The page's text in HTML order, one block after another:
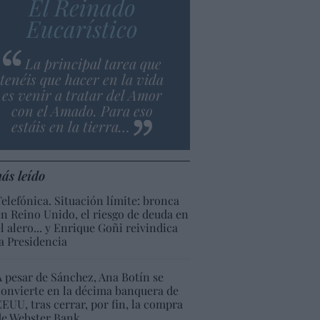
El Reinado
Eucarístico
La principal tarea que
tenéis que hacer en la vida
es venir a tratar del Amor
con el Amado. Para eso
estáis en la tierra…
leído
Situación límite: bronca
Reino Unido, el riesgo de deuda en
alero... y Enrique Goñi reivindica
Presidencia
pesar de Sánchez, Ana Botín se
en la décima banquera de
tras cerrar, por fin, la compra